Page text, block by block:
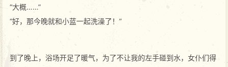
“大概……”
“好，那今晚就和小蓝一起洗澡了！”
到了晚上，浴场开足了暖气，为了不让我的左手碰到水，女仆们得